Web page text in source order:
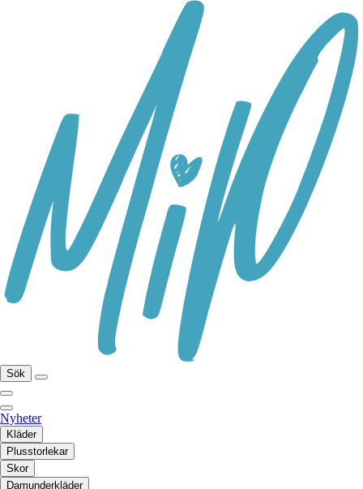
Sök
Nyheter
Kläder
Plusstorlekar
Skor
Damunderkläder